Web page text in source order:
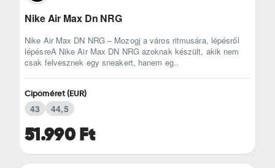
Nike Air Max Dn NRG
Nike Air Max DN NRG – Mozogj a város ritmusára, lépésről
lépésreA Nike Air Max DN NRG azoknak készült, akik nem
csak felvesznek egy sneakert, hanem eg..
51.990 Ft
Cipőméret (EUR)
43 44,5